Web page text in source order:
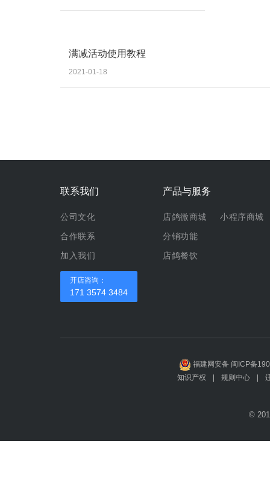
满减活动使用教程
2021-01-18
联系我们
公司文化
合作联系
加入我们
开店咨询：
171 3574 3484
产品与服务
店鸽微商城
小程序商城
分销功能
店鸽餐饮
福建网安备 闽ICP备
知识产权
规则中心
©